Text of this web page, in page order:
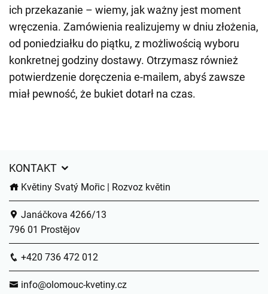
ich przekazanie – wiemy, jak ważny jest moment
wręczenia. Zamówienia realizujemy w dniu złożenia,
od poniedziałku do piątku, z możliwością wyboru
konkretnej godziny dostawy. Otrzymasz również
potwierdzenie doręczenia e-mailem, abyś zawsze
miał pewność, że bukiet dotarł na czas.
KONTAKT
Květiny Svatý Mořic | Rozvoz květin
Janáčkova 4266/13
796 01 Prostějov
+420 736 472 012
info@olomouc-kvetiny.cz